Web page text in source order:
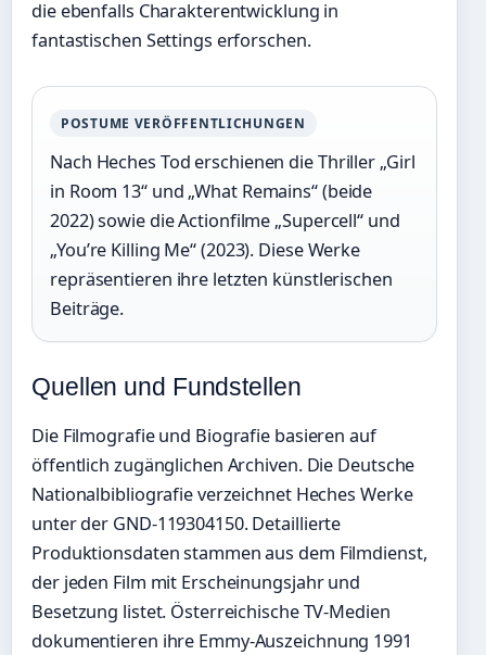
die ebenfalls Charakterentwicklung in
fantastischen Settings erforschen.
POSTUME VERÖFFENTLICHUNGEN
Nach Heches Tod erschienen die Thriller „Girl
in Room 13“ und „What Remains“ (beide
2022) sowie die Actionfilme „Supercell“ und
„You’re Killing Me“ (2023). Diese Werke
repräsentieren ihre letzten künstlerischen
Beiträge.
Quellen und Fundstellen
Die Filmografie und Biografie basieren auf
öffentlich zugänglichen Archiven. Die Deutsche
Nationalbibliografie verzeichnet Heches Werke
unter der GND-119304150. Detaillierte
Produktionsdaten stammen aus dem Filmdienst,
der jeden Film mit Erscheinungsjahr und
Besetzung listet. Österreichische TV-Medien
dokumentieren ihre Emmy-Auszeichnung 1991